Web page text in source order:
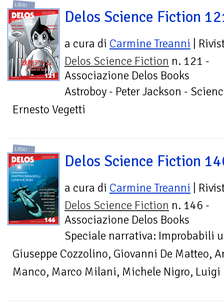
LIBRI
Delos Science Fiction
a cura di Carmine Treanni |
Delos Science Fiction n. 121 -
Associazione Delos Books
Astroboy - Peter Jackson -
Ernesto Vegetti
LIBRI
Delos Science Fiction
a cura di Carmine Treanni |
Delos Science Fiction n. 146 -
Associazione Delos Books
Speciale narrativa: Improbabili
Giuseppe Cozzolino, Giovanni De Matteo,
Manco, Marco Milani, Michele Nigro, Luigi